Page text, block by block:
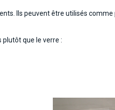
Ils peuvent être utilisés
plutôt que le verre :